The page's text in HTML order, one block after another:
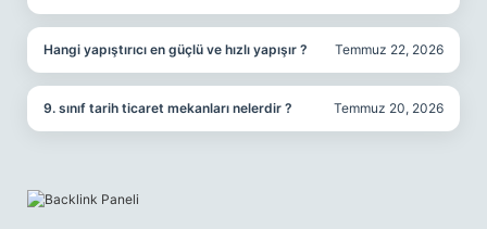
Hangi yapıştırıcı en güçlü ve hızlı yapışır ? Temmuz 22, 2026
9. sınıf tarih ticaret mekanları nelerdir ? Temmuz 20, 2026